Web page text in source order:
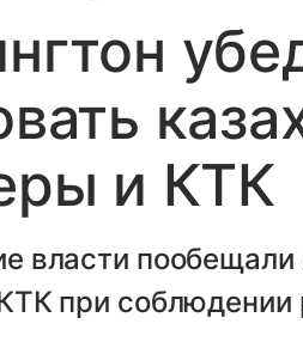
и КТК
власти
при соблюдении